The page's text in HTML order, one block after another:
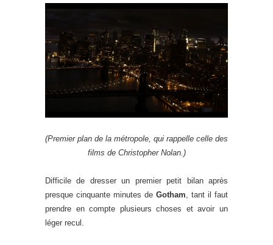
(Premier plan de la métropole, qui rappelle celle des
films de Christopher Nolan.)
Difficile de dresser un premier petit bilan après
presque cinquante minutes de Gotham , tant il faut
prendre en compte plusieurs choses et avoir un
léger recul.